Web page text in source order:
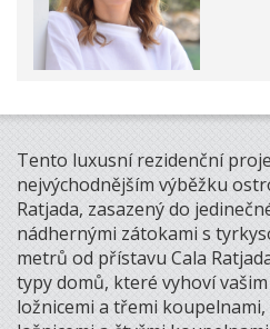
Tento luxusní rezidenční
nejvýchodnějším výběžku
Ratjada, zasazený do
nádhernými zátokami s
metrů od přístavu Cala
typy domů, které vyhoví
ložnicemi a třemi